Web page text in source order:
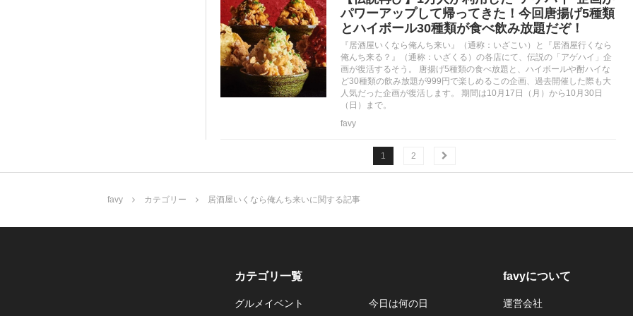
パワーアップして帰ってきた！今回唐揚げ5種類
とハイボール30種類が食べ飲み放題だぞ！
『居酒屋いくなら俺んち来い』（通称：いざこい）と『居酒屋行くなら
俺んち来る？』（通称：いざくる）の各店にて、伝説の「アゲハイ」企
画が復活するそう。 唐揚げ5種類の食べ放題と、ハイボールや酎ハイな
ど30種類の飲み放題が999円で楽しめるこの企画、過去開催した際も大
人気だった企画が復活します。 期間は10月17日（月）から10月30日
（日）まで。
favy
1 2
favy カテゴリー 居酒屋いくなら俺んち来いに関する記事
カテゴリ一覧
グルメイベント
今日は何の日
favyについて
運営会社